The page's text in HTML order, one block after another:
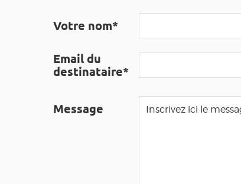
Votre nom*
Email du
destinataire*
Message